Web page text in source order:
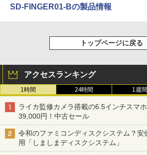
SD-FINGER01-Bの製品情報
トップページに戻る
アクセスランキング
1時間 24時間 1週間
ライカ監修カメラ搭載の6.5インチスマ
39,000円！中古セール
令和のファミコンディスクシステム？安
用「しましまディスクシステム」